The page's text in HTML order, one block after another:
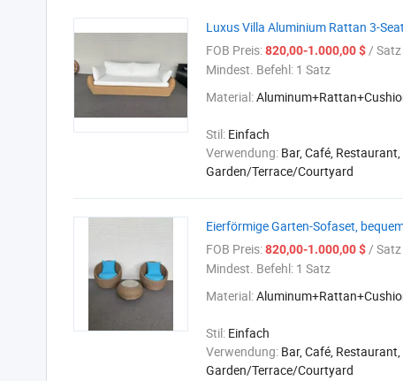
Luxus Villa Aluminium Rattan 3-
FOB Preis:820,00-1.000,00 $/ Satz
Mindest. Befehl: 1 Satz
Material:
Stil: Einfach
Verwendung: Bar, Café, Restaurant,
Garden/Terrace/Courtyard
Eierförmige Garten-Sofaset,
FOB Preis:820,00-1.000,00 $/ Satz
Mindest. Befehl: 1 Satz
Material:
Stil: Einfach
Verwendung: Bar, Café, Restaurant,
Garden/Terrace/Courtyard